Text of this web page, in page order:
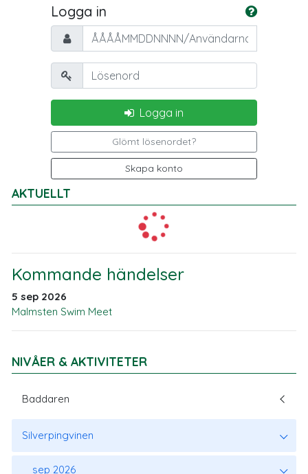
AKTUELLT
Kommande händelser
5 sep 2026
Malmsten Swim Meet
Logga in
Personnummer/Användarnamn
Lösenord
Logga in
Glömt lösenordet?
Skapa konto
NIVÅER & AKTIVITETER
Baddaren
Silverpingvinen
sep 2026